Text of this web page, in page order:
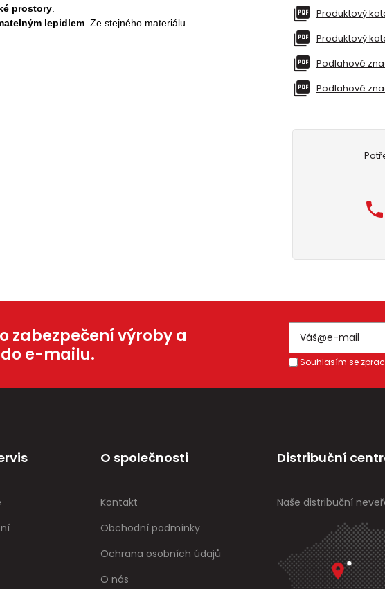
prostory
lepidlem Ze stejného materiálu
Produktový
Produktový
Podlahové
Podlahové
zabezpečení výroby a
e-mailu.
Souhlasím se
O společnosti
Kontakt
Obchodní podmínky
Ochrana osobních údajů
O nás
Distribuční
Naše distribuční